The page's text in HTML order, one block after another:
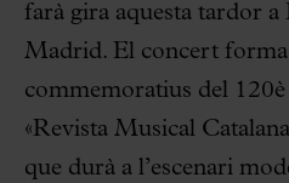
farà gira aquesta tardor
Madrid. El concert forma
commemoratius del
«Revista Musical
que durà a l’escenari